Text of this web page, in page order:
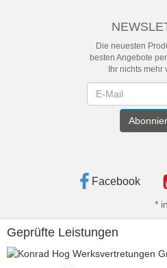
Die neuesten
besten Angebote
Ihr nichts mehr
Facebook
*
Geprüfte Leistungen